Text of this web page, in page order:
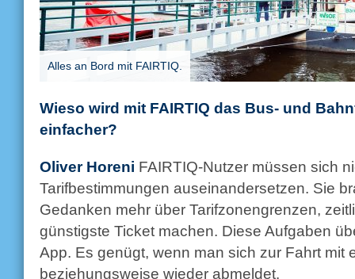
Alles an Bord mit FAIRTIQ.
Wieso wird mit FAIRTIQ das Bus- und
einfacher?
Oliver Horeni FAIRTIQ-Nutzer müssen sich
Tarifbestimmungen auseinandersetzen. Sie
Gedanken mehr über Tarifzonengrenzen,
günstigste Ticket machen. Diese Aufgaben
App. Es genügt, wenn man sich zur Fahrt mit
beziehungsweise wieder abmeldet.